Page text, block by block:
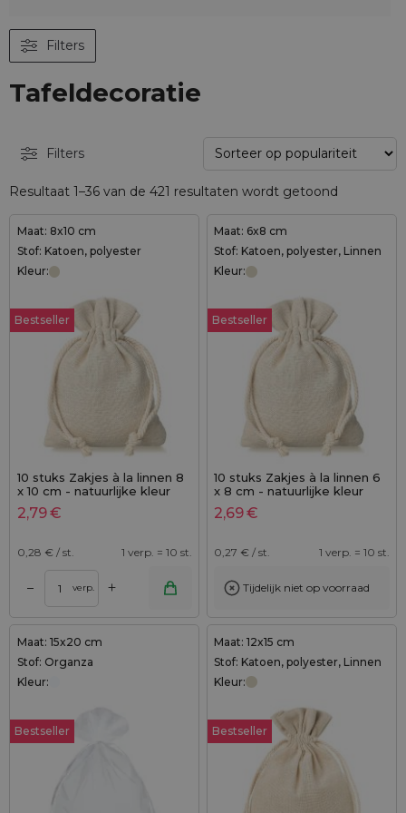
Filters
Tafeldecoratie
Filters
Resultaat 1–36 van de 421 resultaten wordt getoond
Maat: 8x10 cm
Stof: Katoen, polyester
Kleur:
Bestseller
10 stuks Zakjes à la linnen 8
x 10 cm - natuurlijke kleur
2,79€
0,28 € / st. 1 verp. = 10 st.
– verp. +
Maat: 6x8 cm
Stof: Katoen, polyester, Linnen
Kleur:
Bestseller
10 stuks Zakjes à la linnen 6
x 8 cm - natuurlijke kleur
met dubbele katoenen
koord
2,69€
0,27 € / st. 1 verp. = 10 st.
Tijdelijk niet op voorraad
Maat: 15x20 cm
Stof: Organza
Kleur:
Bestseller
Maat: 12x15 cm
Stof: Katoen, polyester, Linnen
Kleur:
Bestseller